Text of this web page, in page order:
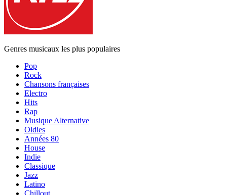
Genres musicaux les plus populaires
Pop
Rock
Chansons françaises
Electro
Hits
Rap
Musique Alternative
Oldies
Années 80
House
Indie
Classique
Jazz
Latino